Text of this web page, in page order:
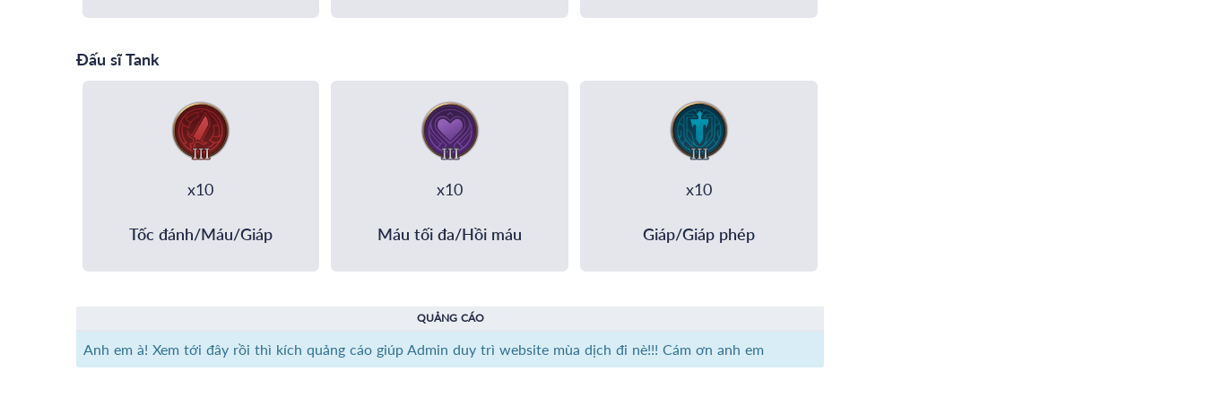
Đấu sĩ Tank
x10
Tốc đánh/Máu/Giáp
x10
Máu tối đa/Hồi máu
x10
Giáp/Giáp phép
QUẢNG CÁO
Anh em à! Xem tới đây rồi thì kích quảng cáo giúp Admin duy trì website mùa dịch đi nè!!! Cám ơn anh em